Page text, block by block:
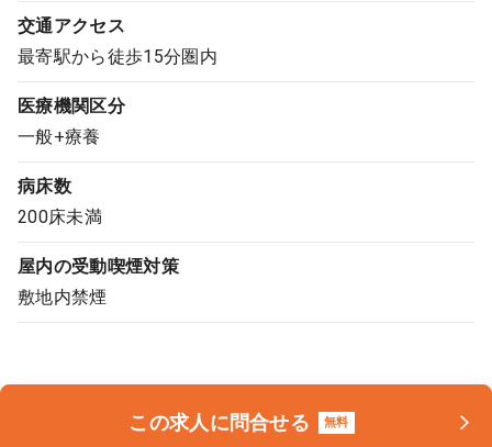
成功事例
転職ノウハウ
クリニック開業
採用をお考えの医療機関の方
交通アクセス
最寄駅から徒歩15分圏内
医療機関区分
一般+療養
病床数
200床未満
屋内の受動喫煙対策
敷地内禁煙
この求人に問合せる 無料